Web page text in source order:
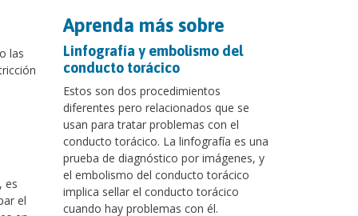
las
es
el
Aprenda más sobre
Linfografía y embolismo del
conducto torácico
Estos son dos procedimientos
diferentes pero relacionados que se
usan para tratar problemas con el
conducto torácico. La linfografía es una
prueba de diagnóstico por imágenes, y
el embolismo del conducto torácico
implica sellar el conducto torácico
cuando hay problemas con él.